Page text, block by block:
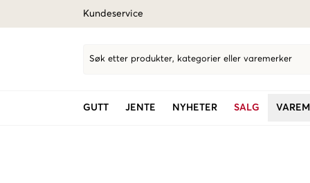
Kundeservice
Søk etter produkter, kategorier eller varemerker
GUTT JENTE NYHETER SALG